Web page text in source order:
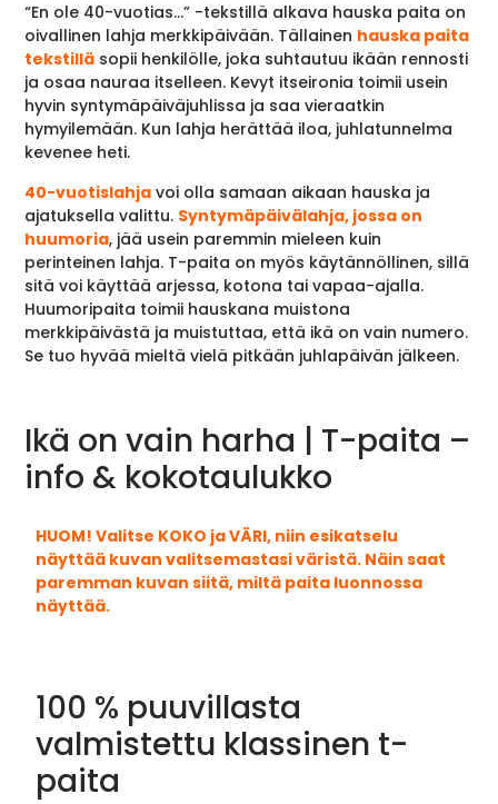
“En ole 40-vuotias…” -tekstillä alkava hauska paita on
oivallinen lahja merkkipäivään. Tällainen hauska paita
tekstillä sopii henkilölle, joka suhtautuu ikään rennosti
ja osaa nauraa itselleen. Kevyt itseironia toimii usein
hyvin syntymäpäiväjuhlissa ja saa vieraatkin
hymyilemään. Kun lahja herättää iloa, juhlatunnelma
kevenee heti.
40-vuotislahja voi olla samaan aikaan hauska ja
ajatuksella valittu. Syntymäpäivälahja, jossa on
huumoria, jää usein paremmin mieleen kuin
perinteinen lahja. T-paita on myös käytännöllinen, sillä
sitä voi käyttää arjessa, kotona tai vapaa-ajalla.
Huumoripaita toimii hauskana muistona
merkkipäivästä ja muistuttaa, että ikä on vain numero.
Se tuo hyvää mieltä vielä pitkään juhlapäivän jälkeen.
Ikä on vain harha | T-paita –
info & kokotaulukko
HUOM! Valitse KOKO ja VÄRI, niin esikatselu
näyttää kuvan valitsemastasi väristä. Näin saat
paremman kuvan siitä, miltä paita luonnossa
näyttää.
100 % puuvillasta
valmistettu klassinen t-
paita